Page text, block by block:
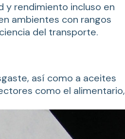
y rendimiento incluso en
ambientes con rangos
del transporte.
así como a aceites
como el alimentario,